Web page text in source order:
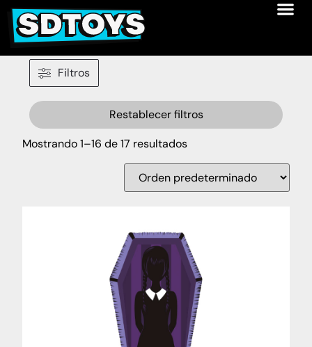
Filtros
Restablecer filtros
Mostrando 1–16 de 17 resultados